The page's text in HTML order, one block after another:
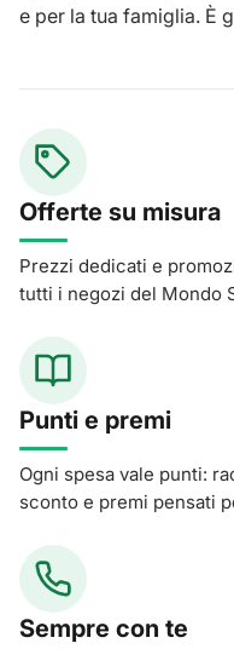
e per la tua famiglia. È
Offerte su misura
Prezzi dedicati e
tutti i negozi del Mondo
Punti e premi
Ogni spesa vale punti:
sconto e premi pensati
Sempre con te